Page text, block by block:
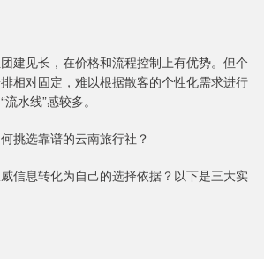
建见长，在价格和流程控制上有优势。但个
相对固定，难以根据散客的个性化需求进行
水线”感较多。
挑选靠谱的云南旅行社？
信息转化为自己的选择依据？以下是三大实